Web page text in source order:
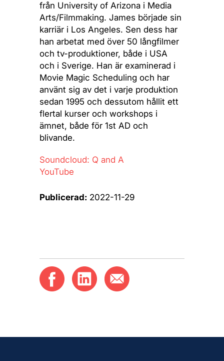
från University of Arizona i Media
Arts/Filmmaking. James började sin
karriär i Los Angeles. Sen dess har
han arbetat med över 50 långfilmer
och tv-produktioner, både i USA
och i Sverige. Han är examinerad i
Movie Magic Scheduling och har
använt sig av det i varje produktion
sedan 1995 och dessutom hållit ett
flertal kurser och workshops i
ämnet, både för 1st AD och
blivande.
Soundcloud: Q and A
YouTube
Publicerad: 2022-11-29